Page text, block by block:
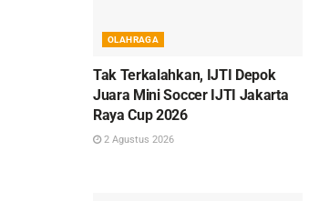
OLAHRAGA
Tak Terkalahkan, IJTI Depok
Juara Mini Soccer IJTI Jakarta
Raya Cup 2026
2 Agustus 2026